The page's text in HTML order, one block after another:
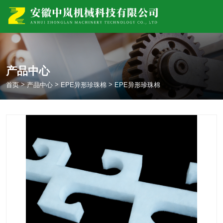
产品中心
首页>产品中心 > EPE异形珍珠棉 > EPE异形珍珠棉